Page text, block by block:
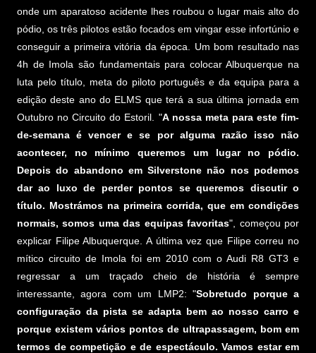
onde um aparatoso acidente lhes roubou o lugar mais alto do
pódio, os três pilotos estão focados em vingar esse infortúnio e
conseguir a primeira vitória da época. Um bom resultado nas
4h de Imola são fundamentais para colocar Albuquerque na
luta pelo título, meta do piloto português e da equipa para a
edição deste ano do ELMS que terá a sua última jornada em
Outubro no Circuito do Estoril. "A nossa meta para este fim-
de-semana é vencer e se por alguma razão isso não
acontecer, no mínimo queremos um lugar no pódio.
Depois do abandono em Silverstone não nos podemos
dar ao luxo de perder pontos se queremos discutir o
título. Mostrámos na primeira corrida, que em condições
normais, somos uma das equipas favoritas", começou por
explicar Filipe Albuquerque. A última vez que Filipe correu no
mítico circuito de Imola foi em 2010 com o Audi R8 GT3 e
regressar a um traçado cheio de história é sempre
interessante, agora com um LMP2: "Sobretudo porque a
configuração da pista se adapta bem ao nosso carro e
porque existem vários pontos de ultrapassagem, bom em
termos de competição e de espectáculo. Vamos estar em